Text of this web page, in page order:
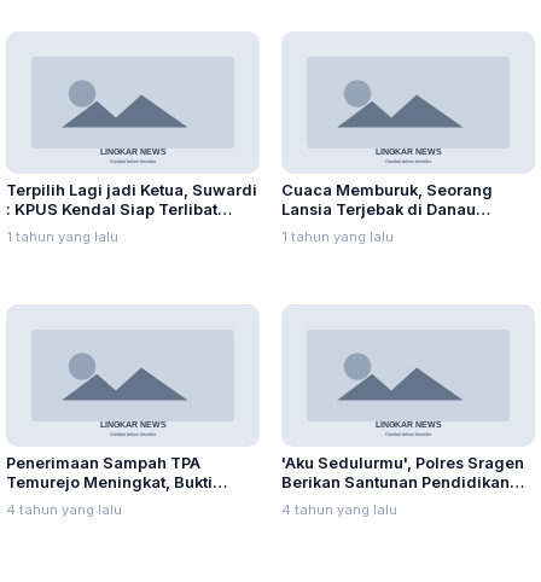
Terpilih Lagi jadi Ketua, Suwardi
: KPUS Kendal Siap Terlibat
Suplai Telur untuk MBG
1 tahun yang lalu
Cuaca Memburuk, Seorang
Lansia Terjebak di Danau
Rawapening Saat Mencari
Enceng Gondok
1 tahun yang lalu
Penerimaan Sampah TPA
Temurejo Meningkat, Bukti
Masyarakat Blora Peduli
Kebersihan
4 tahun yang lalu
'Aku Sedulurmu', Polres Sragen
Berikan Santunan Pendidikan
Anak Yatim Piatu
4 tahun yang lalu